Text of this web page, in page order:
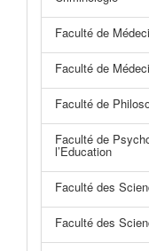
Faculté de
Faculté de
Faculté de
Faculté de
l’Education
Faculté des
Faculté des